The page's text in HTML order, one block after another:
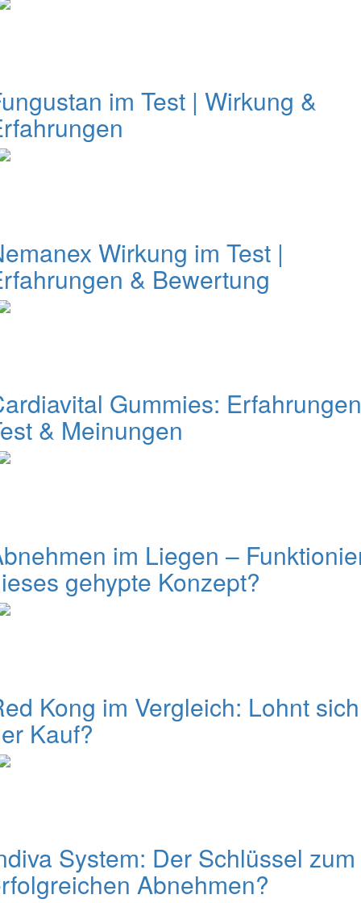
im Test | Wirkung &
Wirkung im Test |
& Bewertung
Gummies:
& Meinungen
im Liegen –
gehypte Konzept?
Kong im Vergleich: Lohnt sich
Kauf?
System: Der Schlüssel zum
Abnehmen?